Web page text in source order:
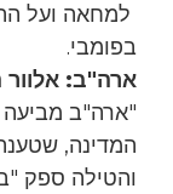
למחאה ועל
בפומבי.
ארה"ב: אלוור
"ארה"ב
המדינה, שטענה
והטילה ספק